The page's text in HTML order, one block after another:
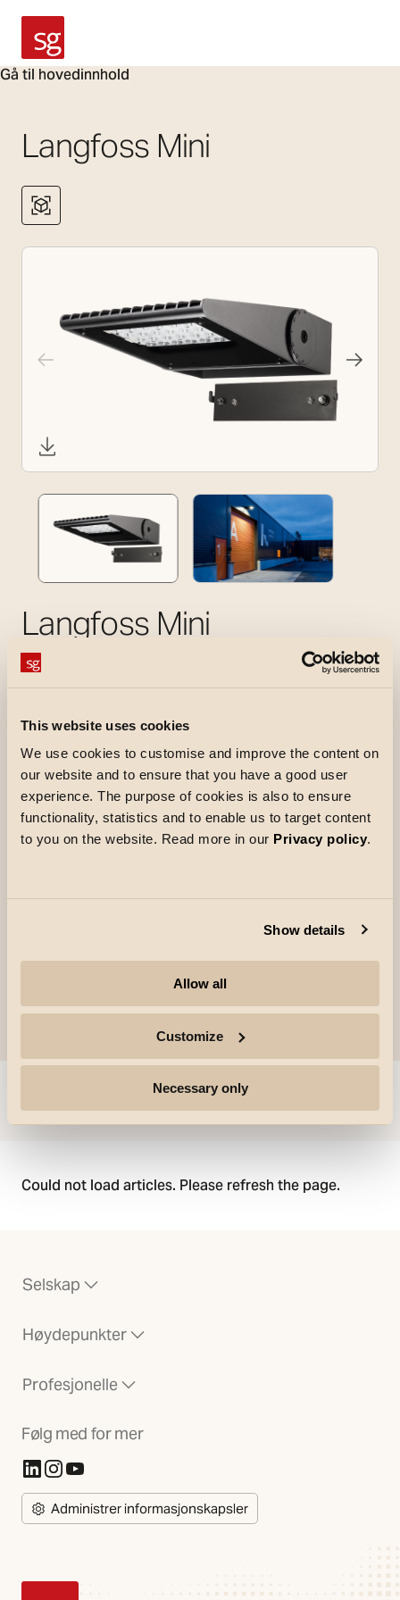
This website uses cookies
We use cookies to customise and improve the content on
our website and to ensure that you have a good user
experience. The purpose of cookies is also to ensure
functionality, statistics and to enable us to target content
to you on the website. Read more in our Privacy policy.
Show details
Allow all
Customize
Necessary only
Gå til hovedinnhold
SG Armaturen
Langfoss Mini
Langfoss Mini
Langfoss Mini er en kraftig flomlys-armatur som
passer til å belyse transport- og lagerområder,
også brukes som fasadebelysning. Nordisk
design for nordiske forhold.
Skrå topp lar snøen gli av, og braketten tåler
store laster. Asymmetrisk optikk sender lyset dit
det trengs, og feste-braketten kan vinkles etter
og forlengerkabel.
Could not load articles. Please refresh the page.
Selskap
Høydepunkter
Profesjonelle
Følg med for mer
(Åpnes i ny fane)
(Åpnes i ny fane)
(Åpnes i ny fane)
Administrer informasjonskapsler